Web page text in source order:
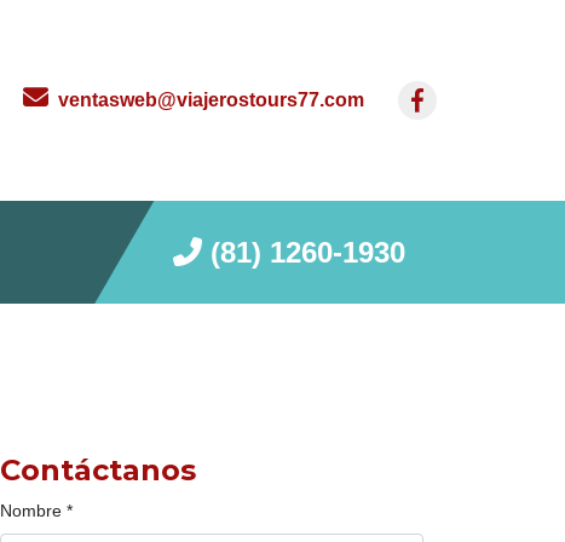
ventasweb@viajerostours77.com
(81) 1260-1930
Contáctanos
Nombre *